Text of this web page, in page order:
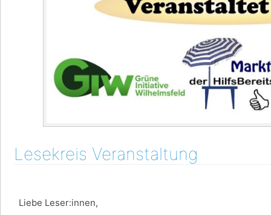
Lesekreis Veranstaltung
Liebe Leser:innen,